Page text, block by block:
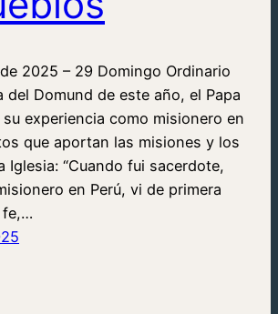
2025 – 29 Domingo Ordinario
del Domund de este año, el Papa
experiencia como misionero en
que aportan las misiones y los
Iglesia: “Cuando fui sacerdote,
en Perú, vi de primera
fe,…